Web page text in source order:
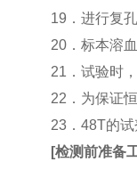
19．进行复
20．标本溶
21．试验时
22．为保证
23．48T的
[检测前准备